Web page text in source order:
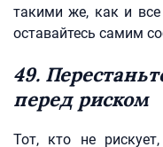
такими же, как и
оставайтесь самим
49.
перед риском
Тот, кто не